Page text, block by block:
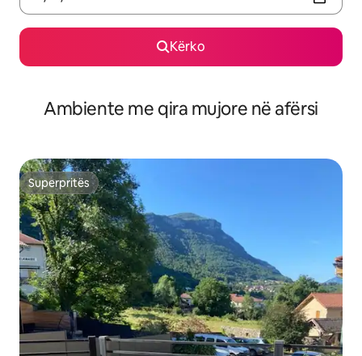
Kërko
Ambiente me qira mujore në afërsi
Superpritës
Superpritës